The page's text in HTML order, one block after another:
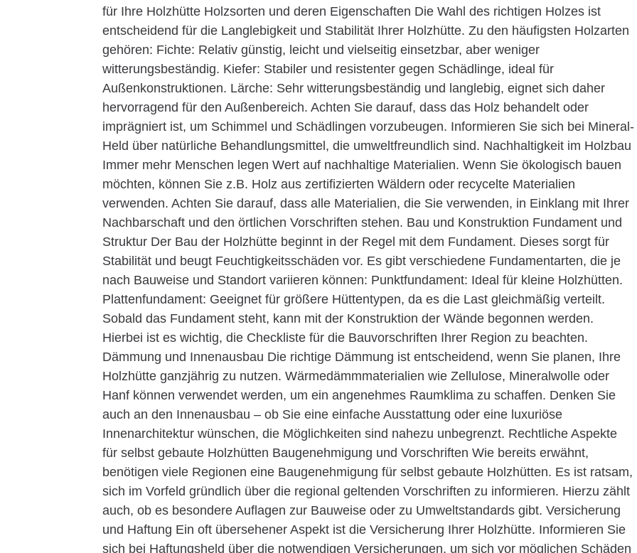
für Ihre Holzhütte Holzsorten und deren Eigenschaften Die Wahl des richtigen Holzes ist
entscheidend für die Langlebigkeit und Stabilität Ihrer Holzhütte. Zu den häufigsten Holzarten
gehören: Fichte: Relativ günstig, leicht und vielseitig einsetzbar, aber weniger
witterungsbeständig. Kiefer: Stabiler und resistenter gegen Schädlinge, ideal für
Außenkonstruktionen. Lärche: Sehr witterungsbeständig und langlebig, eignet sich daher
hervorragend für den Außenbereich. Achten Sie darauf, dass das Holz behandelt oder
imprägniert ist, um Schimmel und Schädlingen vorzubeugen. Informieren Sie sich bei Mineral-
Held über natürliche Behandlungsmittel, die umweltfreundlich sind. Nachhaltigkeit im Holzbau
Immer mehr Menschen legen Wert auf nachhaltige Materialien. Wenn Sie ökologisch bauen
möchten, können Sie z.B. Holz aus zertifizierten Wäldern oder recycelte Materialien
verwenden. Achten Sie darauf, dass alle Materialien, die Sie verwenden, in Einklang mit Ihrer
Nachbarschaft und den örtlichen Vorschriften stehen. Bau und Konstruktion Fundament und
Struktur Der Bau der Holzhütte beginnt in der Regel mit dem Fundament. Dieses sorgt für
Stabilität und beugt Feuchtigkeitsschäden vor. Es gibt verschiedene Fundamentarten, die je
nach Bauweise und Standort variieren können: Punktfundament: Ideal für kleine Holzhütten.
Plattenfundament: Geeignet für größere Hüttentypen, da es die Last gleichmäßig verteilt.
Sobald das Fundament steht, kann mit der Konstruktion der Wände begonnen werden.
Hierbei ist es wichtig, die Checkliste für die Bauvorschriften Ihrer Region zu beachten.
Dämmung und Innenausbau Die richtige Dämmung ist entscheidend, wenn Sie planen, Ihre
Holzhütte ganzjährig zu nutzen. Wärmedämmmaterialien wie Zellulose, Mineralwolle oder
Hanf können verwendet werden, um ein angenehmes Raumklima zu schaffen. Denken Sie
auch an den Innenausbau – ob Sie eine einfache Ausstattung oder eine luxuriöse
Innenarchitektur wünschen, die Möglichkeiten sind nahezu unbegrenzt. Rechtliche Aspekte
für selbst gebaute Holzhütten Baugenehmigung und Vorschriften Wie bereits erwähnt,
benötigen viele Regionen eine Baugenehmigung für selbst gebaute Holzhütten. Es ist ratsam,
sich im Vorfeld gründlich über die regional geltenden Vorschriften zu informieren. Hierzu zählt
auch, ob es besondere Auflagen zur Bauweise oder zu Umweltstandards gibt. Versicherung
und Haftung Ein oft übersehener Aspekt ist die Versicherung Ihrer Holzhütte. Informieren Sie
sich bei Haftungsheld über die notwendigen Versicherungen, um sich vor möglichen Schäden